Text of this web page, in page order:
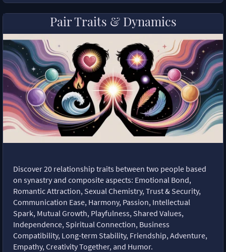
Pair Traits & Dynamics
Discover 20 relationship traits between two people based
on synastry and composite aspects: Emotional Bond,
Romantic Attraction, Sexual Chemistry, Trust & Security,
Communication Ease, Harmony, Passion, Intellectual
Spark, Mutual Growth, Playfulness, Shared Values,
Independence, Spiritual Connection, Business
Compatibility, Long-term Stability, Friendship, Adventure,
Empathy, Creativity Together, and Humor.